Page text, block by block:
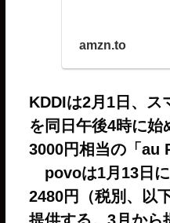
amzn.to
KDDIは2月1日、ス
を同日午後4時に始
3000円相当の「au
povoは1月13日に
2480円（税別、以